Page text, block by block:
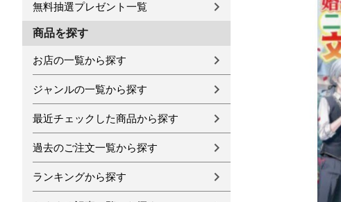
無料抽選プレゼント一覧
商品を探す
お店の一覧から探す
ジャンルの一覧から探す
最近チェックした商品から探す
過去のご注文一覧から探す
ランキングから探す